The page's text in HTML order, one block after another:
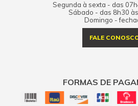
Segunda à sexta - das
Sábado - das 8h30
Domingo -
FALE
FORMAS DE